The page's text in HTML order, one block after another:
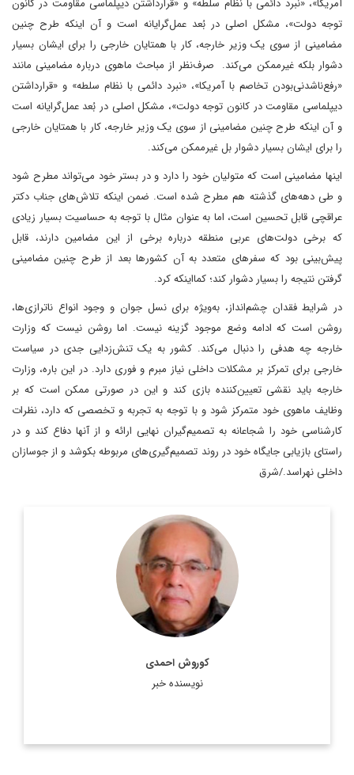
آمریکا»، «نبرد دائمی با نظام سلطه» و «قرارداشتن دیپلماسی مقاومت در کانون
توجه دولت»، مشکل اصلی در بُعد عمل‌گرایانه است و آن اینکه طرح چنین
مضامینی از سوی یک وزیر خارجه، کار با همتایان خارجی را برای ایشان بسیار
دشوار بلکه غیرممکن می‌کند. صرف‌نظر از مباحث ماهوی درباره مضامینی مانند
«رفع‌ناشدنی‌بودن تخاصم با آمریکا»، «نبرد دائمی با نظام سلطه» و «قرارداشتن
دیپلماسی مقاومت در کانون توجه دولت»، مشکل اصلی در بُعد عمل‌گرایانه است
و آن اینکه طرح چنین مضامینی از سوی یک وزیر خارجه، کار با همتایان خارجی
را برای ایشان بسیار دشوار بل غیرممکن می‌کند.
اینها مضامینی است که متولیان خود را دارد و در بستر خود می‌‌تواند مطرح شود
و طی دهه‌های گذشته هم مطرح شده‌ است. ضمن اینکه تلاش‌های جناب دکتر
عراقچی قابل تحسین است، اما به عنوان مثال با توجه به حساسیت بسیار زیادی
که برخی دولت‌های عربی منطقه درباره برخی از این مضامین دارند، قابل
پیش‌بینی بود که سفرهای متعدد به آن کشورها بعد از طرح چنین مضامینی
گرفتن نتیجه را بسیار دشوار کند؛ کمااینکه کرد.
در شرایط فقدان چشم‌انداز، به‌ویژه برای نسل جوان و وجود انواع ناترازی‌ها،
روشن است که ادامه وضع موجود گزینه نیست. اما روشن نیست که وزارت
خارجه چه هدفی را دنبال می‌کند. کشور به یک تنش‌زدایی جدی در سیاست
خارجی برای تمرکز بر مشکلات داخلی نیاز مبرم و فوری دارد. در این باره، وزارت
خارجه باید نقشی تعیین‌کننده بازی کند و این در صورتی ممکن است که بر
وظایف ماهوی خود متمرکز شود و با توجه به تجربه و تخصصی که دارد، نظرات
کارشناسی خود را شجاعانه به تصمیم‌گیران نهایی ارائه و از آنها دفاع کند و در
راستای بازیابی جایگاه خود در روند تصمیم‌گیری‌های مربوطه بکوشد و از جوسازان
داخلی نهراسد./شرق
کوروش احمدی
نویسنده خبر
اطلاعات بیشتر